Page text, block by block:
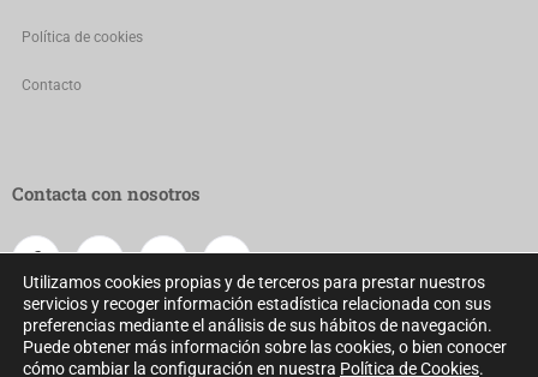
Política de cookies
Contacto
Contacta con nosotros
Utilizamos cookies propias y de terceros para prestar nuestros
servicios y recoger información estadística relacionada con sus
preferencias mediante el análisis de sus hábitos de navegación.
Puede obtener más información sobre las cookies, o bien conocer
cómo cambiar la configuración en nuestra Política de Cookies.